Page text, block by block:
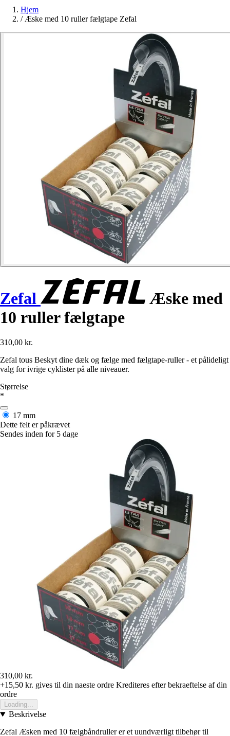
Hjem
/ Æske med 10 ruller fælgtape Zefal
Zefal
Æske med
10 ruller fælgtape
310,00 kr.
Zefal tous Beskyt dine dæk og fælge med fælgtape-ruller - et pålideligt
valg for ivrige cyklister på alle niveauer.
Størrelse
*
17 mm
Dette felt er påkrævet
Sendes inden for 5 dage
310,00 kr.
+15,50 kr. gives til din naeste ordre Krediteres efter bekraeftelse af din
ordre
Loading...
Beskrivelse
Zefal Æsken med 10 fælgbåndruller er et uundværligt tilbehør til